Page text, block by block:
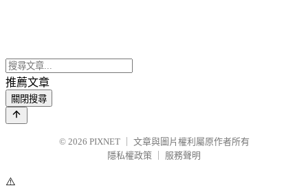
推薦文章
關閉搜尋
© 2026 PIXNET
文章與圖片權利屬原作者所有
隱私權政策
服務聲明
⚠️